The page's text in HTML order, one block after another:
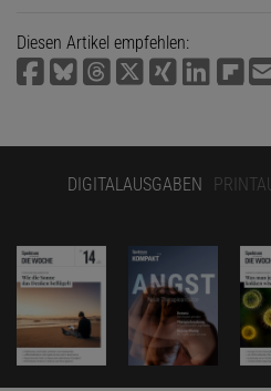
Diesen Artikel empfehlen:
DIGITALAUSGABEN